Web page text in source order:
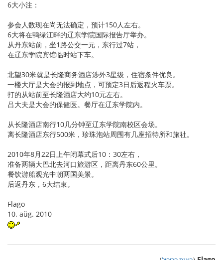
6大小注：
参会人数现在尚无法确定，预计150人左右。
6大将在鸭绿江畔的辽东学院国际报告厅举办。
从丹东站前，坐1路公交一元，东行过7站，
在辽东学院宾馆临时站下车。
北望30米就是长隆商务酒店涉外3星级，住宿条件优良。
一楼大厅是大会的报到地点，可预定3日后返程火车票。
打的从站前至长隆酒店大约10元左右。
吕大夫是大会的保健医。餐厅在辽东学院内。
从长隆酒店南行10几分钟至辽东学院南校区会场。
离长隆酒店东行500米，珍珠泡站周围有几座招待所和旅社。
2010年8月22日上午闭幕式后10：30左右，
准备两辆大巴北去河口旅游区，距离丹东60公里。
餐饮游船观光中朝两国美景。
后返丹东，6大结束。
Flago
10. aŭg. 2010